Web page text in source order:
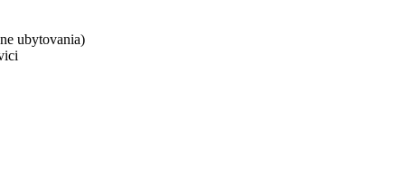
ubytovania)